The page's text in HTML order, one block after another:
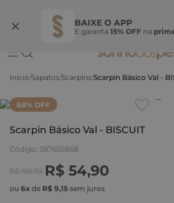
BAIXE O APP
E garanta 15% OFF na
Ganhe 10% OFF na coleção utilizando o
Sapatos Scarpins Scarpin Básico Val -
68% OFF
Scarpin Básico Val - BISCUIT
Código: 387655868
R$ 169,90 R$ 54,90
ou 6x de R$ 9,15 sem juros